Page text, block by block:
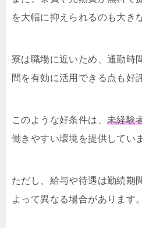
を大幅に抑えられるのも大き
寮は職場に近いため、通勤時
間を有効に活用できる点も好
このような好条件は、 未経験
働きやすい環境を提供してい
ただし、給与や待遇は勤続期
よって異なる場合があります。